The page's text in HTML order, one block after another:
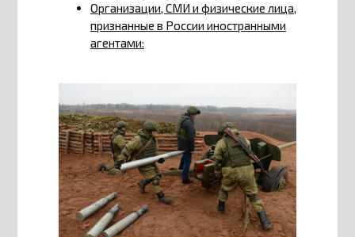
Организации, СМИ и физические лица,
признанные в России иностранными
агентами: